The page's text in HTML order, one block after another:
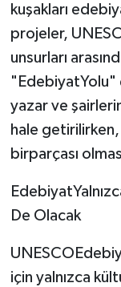
kuşakları
projeler,
unsurları
"EdebiyatYolu"
yazar ve
hale getirilirken,
birparçası
De Olacak
için yalnızca